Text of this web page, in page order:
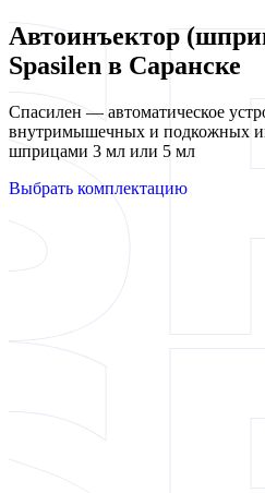
Автоинъектор
Spasilen в Саранске
Спасилен — автоматическое
внутримышечных и подкожных
шприцами 3 мл или 5 мл
Выбрать комплектацию